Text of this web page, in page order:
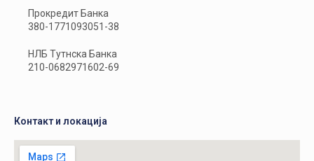
Прокредит Банка
380-1771093051-38
НЛБ Тутнска Банка
210-0682971602-69
Контакт и локација